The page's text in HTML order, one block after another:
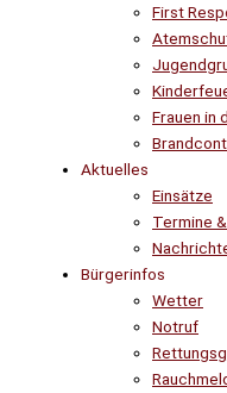
First
Frauen in
Aktuelles
Einsätze
Termine
Bürgerinfos
Wetter
Notruf